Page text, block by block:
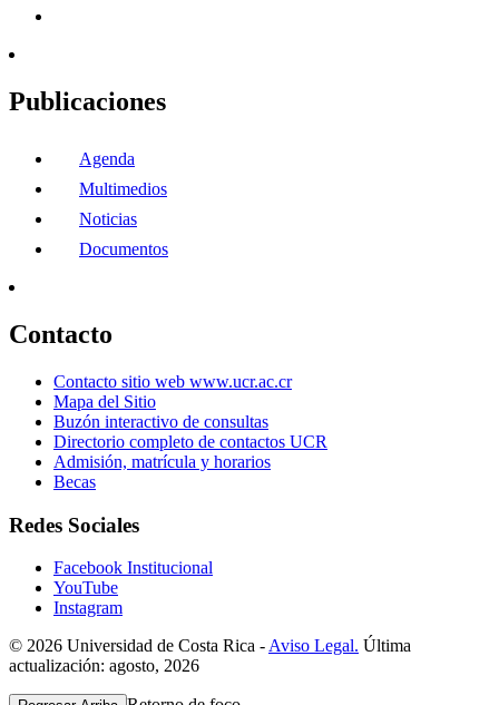
Publicaciones
Agenda
Multimedios
Noticias
Documentos
Contacto
Contacto sitio web www.ucr.ac.cr
Mapa del Sitio
Buzón interactivo de consultas
Directorio completo de contactos UCR
Admisión, matrícula y horarios
Becas
Redes Sociales
Facebook Institucional
YouTube
Instagram
© 2026 Universidad de Costa Rica - Aviso Legal. Última
actualización: agosto, 2026